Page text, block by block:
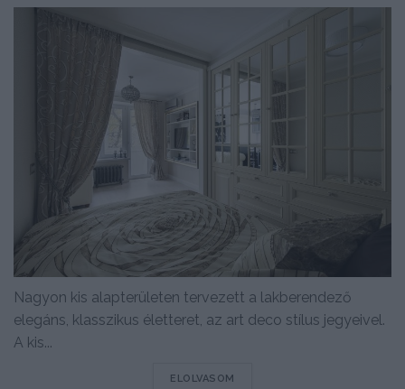
Nagyon kis alapterületen tervezett a lakberendező
elegáns, klasszikus életteret, az art deco stílus jegyeivel.
A kis...
ELOLVASOM